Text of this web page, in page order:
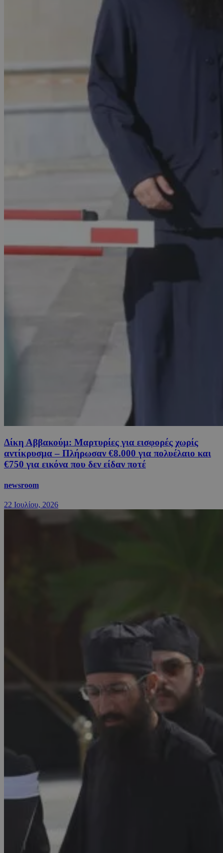
Δίκη Αββακούμ: Μαρτυρίες για εισφορές χωρίς
αντίκρυσμα – Πλήρωσαν €8.000 για πολυέλαιο και
€750 για εικόνα που δεν είδαν ποτέ
newsroom
22 Ιουλίου, 2026